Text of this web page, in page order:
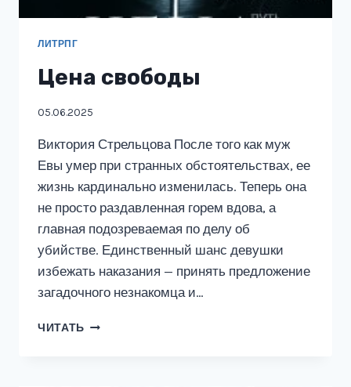
ЛИТРПГ
Цена свободы
05.06.2025
Виктория Стрельцова После того как муж
Евы умер при странных обстоятельствах, ее
жизнь кардинально изменилась. Теперь она
не просто раздавленная горем вдова, а
главная подозреваемая по делу об
убийстве. Единственный шанс девушки
избежать наказания — принять предложение
загадочного незнакомца и…
ЧИТАТЬ ЦЕНА